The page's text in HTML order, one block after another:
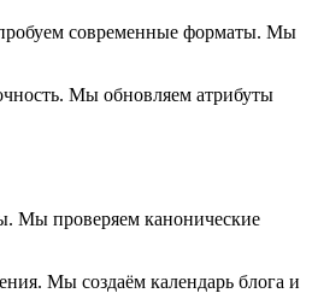
современные форматы. Мы
Мы обновляем атрибуты
Мы проверяем канонические
Мы создаём календарь блога и